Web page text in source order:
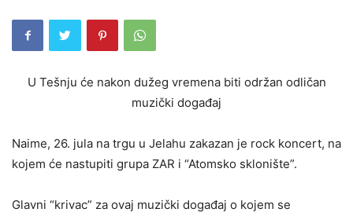
U Tešnju će nakon dužeg vremena biti održan odličan
muzički događaj
Naime, 26. jula na trgu u Jelahu zakazan je rock koncert, na
kojem će nastupiti grupa ZAR i “Atomsko sklonište”.
Glavni “krivac” za ovaj muzički događaj o kojem se